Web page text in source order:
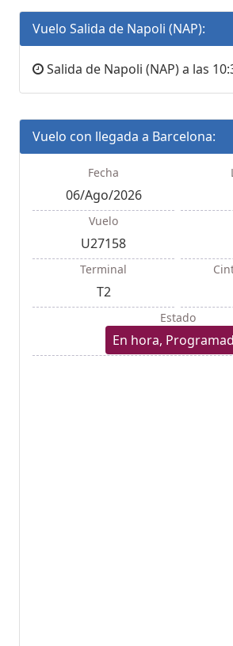
Vuelo Salida de Napoli (NAP):
Salida de Napoli (NAP) a las
Vuelo con llegada a Barcelona:
Fecha
06/Ago/2026
Vuelo
U27158
Terminal
T2
Estado
En hora,